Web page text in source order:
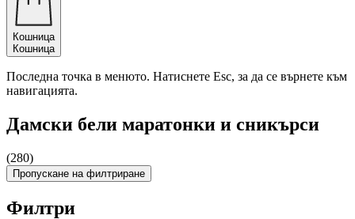
Кошница
Кошница
Последна точка в менюто. Натиснете Esc, за да се върнете към
навигацията.
Дамски бели маратонки и сникърси
(280)
Пропускане на филтриране
Филтри